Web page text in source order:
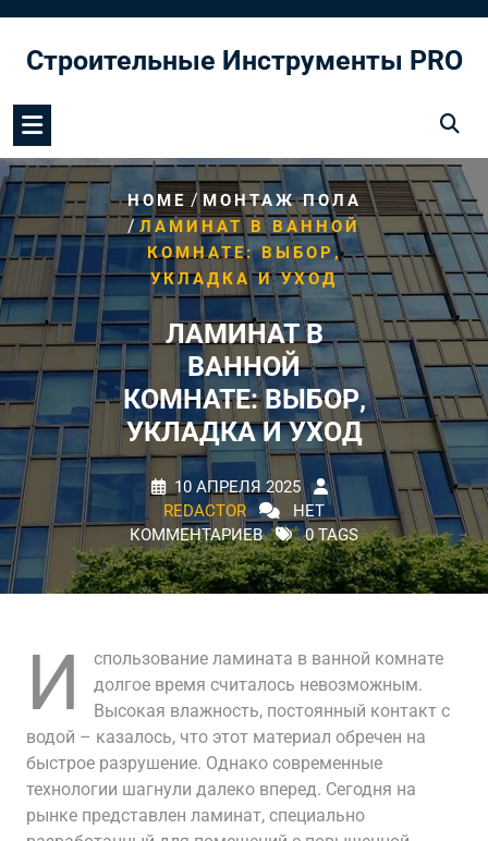
содержимому
Строительные Инструменты PRO
HOME/МОНТАЖ ПОЛА
/ ЛАМИНАТ В ВАННОЙ
КОМНАТЕ: ВЫБОР,
УКЛАДКА И УХОД
ЛАМИНАТ В
ВАННОЙ
КОМНАТЕ: ВЫБОР,
УКЛАДКА И УХОД
10 АПРЕЛЯ 2025
REDACTOR
НЕТ
КОММЕНТАРИЕВ
0 TAGS
И
спользование ламината в ванной комнате
долгое время считалось невозможным.
Высокая влажность, постоянный контакт с
водой – казалось, что этот материал обречен на
быстрое разрушение. Однако современные
технологии шагнули далеко вперед. Сегодня на
рынке представлен ламинат, специально